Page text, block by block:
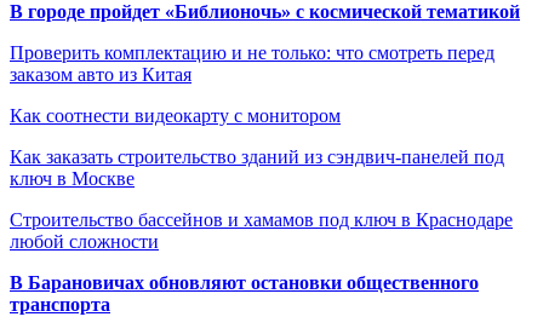
В городе пройдет «Библионочь» с космической тематикой
Проверить комплектацию и не только: что смотреть перед
заказом авто из Китая
Как соотнести видеокарту с монитором
Как заказать строительство зданий из сэндвич-панелей под
ключ в Москве
Строительство бассейнов и хамамов под ключ в Краснодаре
любой сложности
В Барановичах обновляют остановки общественного
транспорта